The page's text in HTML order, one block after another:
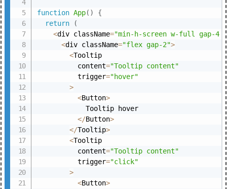
function App( )
{
return
(
<div className="min-h-screen w-full gap-
<div className="flex gap-2">
<Tooltip
          content
="Tooltip content"
          trigger
="hover"
>
<Button>
            Tooltip hover
</Button>
</Tooltip>
<Tooltip
          content
="Tooltip content"
          trigger
="click"
>
<Button>